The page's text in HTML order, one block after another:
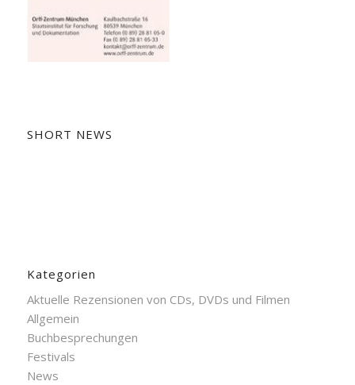
SHORT NEWS
Kategorien
Aktuelle Rezensionen von CDs, DVDs und Filmen
Allgemein
Buchbesprechungen
Festivals
News